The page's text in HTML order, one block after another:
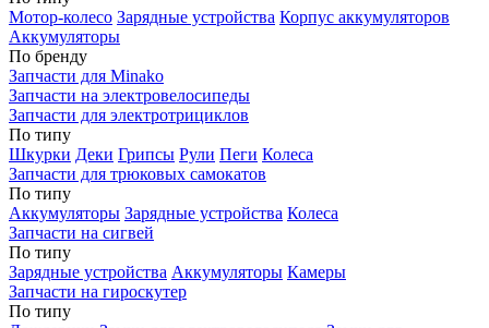
Мотор-колесо Зарядные устройства Корпус аккумуляторов
Аккумуляторы
По бренду
Запчасти для Minako
Запчасти на электровелосипеды
Запчасти для электротрициклов
По типу
Шкурки Деки Грипсы Рули Пеги Колеса
Запчасти для трюковых самокатов
По типу
Аккумуляторы Зарядные устройства Колеса
Запчасти на сигвей
По типу
Зарядные устройства Аккумуляторы Камеры
Запчасти на гироскутер
По типу